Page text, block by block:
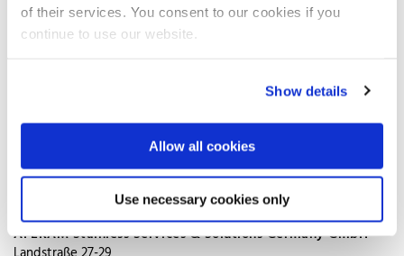
of their services. You consent to our cookies if you
continue to use our website.
Show details
Allow all cookies
Use necessary cookies only
ANUBA AG
Donaueschinger Str. 2-6
E-mail:office@anuba.de
Services: show all
APERAM Stainless Services & Solutions Germany GmbH